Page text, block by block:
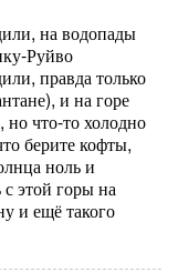
на водопады
Руйво
правда только
и на горе
что-то холодно
берите кофты,
ноль и
с этой горы на
и ещё такого